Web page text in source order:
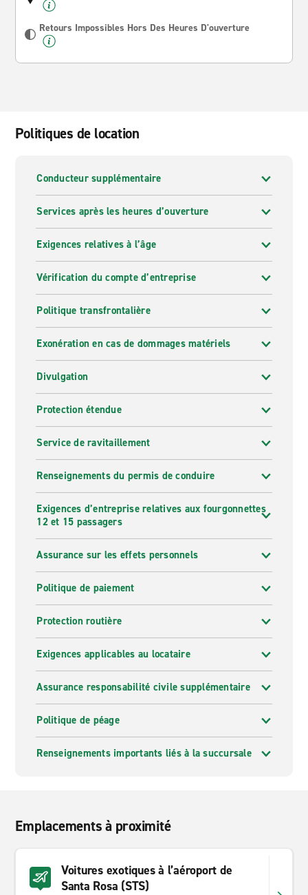
Retours Impossibles Hors Des Heures D'ouverture
Politiques de location
Conducteur supplémentaire
Services après les heures d’ouverture
Exigences relatives à l’âge
Vérification du compte d’entreprise
Politique transfrontalière
Exonération en cas de dommages matériels
Divulgation
Protection étendue
Service de ravitaillement
Renseignements du permis de conduire
Exigences d’entreprise relatives aux fourgonnettes
12 et 15 passagers
Assurance sur les effets personnels
Politique de paiement
Protection routière
Exigences applicables au locataire
Assurance responsabilité civile supplémentaire
Politique de péage
Renseignements importants liés à la succursale
Emplacements à proximité
Voitures exotiques à l’aéroport de
Santa Rosa (STS)